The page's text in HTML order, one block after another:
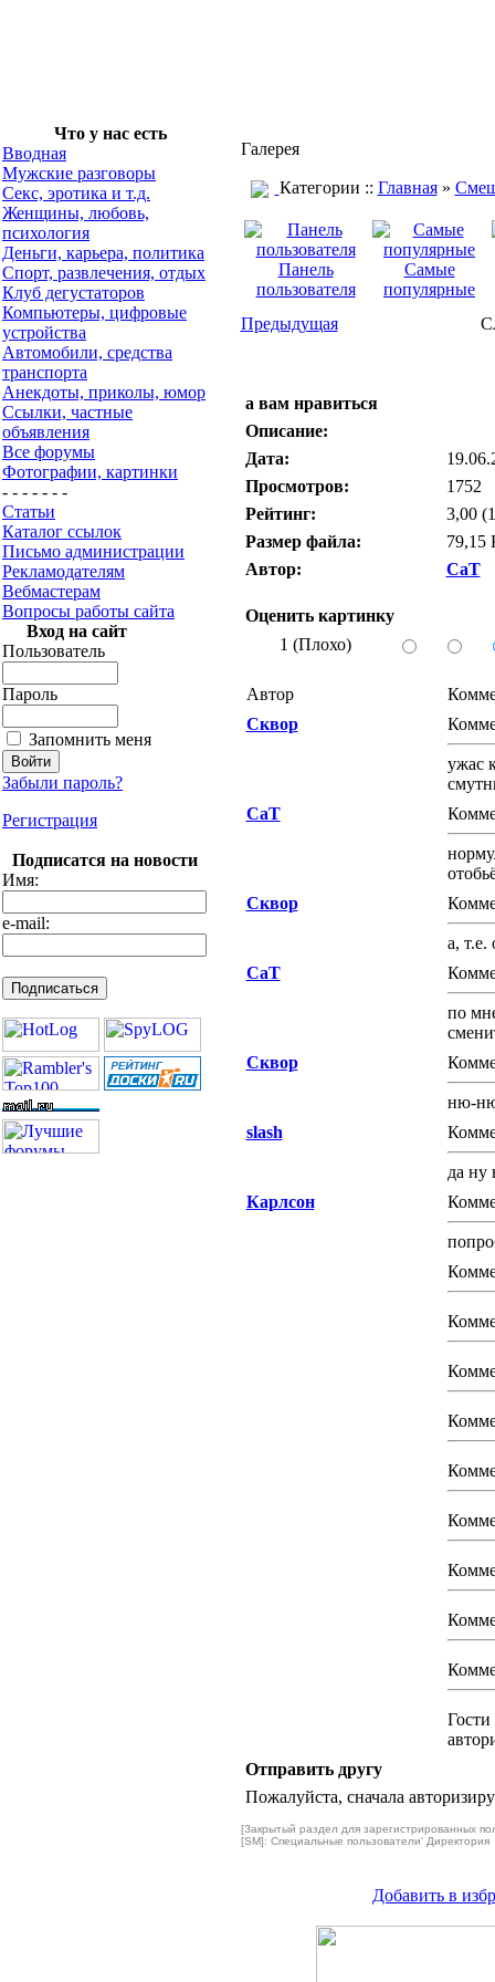
Что у нас есть
Вводная
Мужские разговоры
Секс, эротика и т.д.
Женщины, любовь,
психология
Деньги, карьера, политика
Спорт, развлечения, отдых
Клуб дегустаторов
Компьютеры, цифровые
устройства
Автомобили, средства
транспорта
Анекдоты, приколы, юмор
Ссылки, частные
объявления
Все форумы
Фотографии, картинки
- - - - - - -
Статьи
Каталог ссылок
Письмо администрации
Рекламодателям
Вебмастерам
Вопросы работы сайта
Вход на сайт
Пользователь
Пароль
Запомнить меня
Забыли пароль?
Регистрация
Подписатся на новости
Имя:
e-mail:
Галерея
Категории :: Главная»
Панель
пользователя
Самые
популярные
Предыдущая
а вам нравиться
Описание:
Дата:
Просмотров:
1752
Рейтинг:
3,00
Размер файла:
79,15
Автор:
CaT
Оценить картинку
1 (Плохо)
Автор
Сквор
ужас
CaT
Сквор
а, т.е.
CaT
по
Сквор
ню-
slash
да ну
Карлсон
Отправить другу
Пожалуйста, сначала
[Закрытый раздел для зарегистрированных
[SM]: Специальные пользователи' Директория
Добавить в